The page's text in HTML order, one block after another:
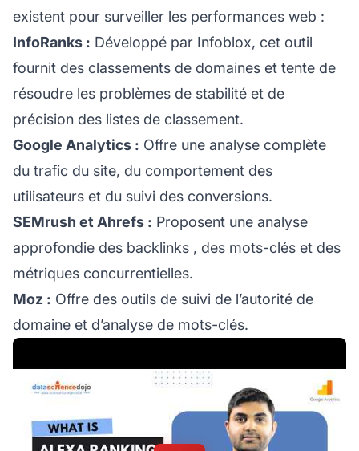
existent pour surveiller les performances web :
InfoRanks : Développé par Infoblox, cet outil
fournit des classements de domaines et tente de
résoudre les problèmes de stabilité et de
précision des listes de classement.
Google Analytics : Offre une analyse complète
du trafic du site, du comportement des
utilisateurs et du suivi des conversions.
SEMrush et Ahrefs : Proposent une analyse
approfondie des backlinks , des mots-clés et des
métriques concurrentielles.
Moz : Offre des outils de suivi de l’autorité de
domaine et d’analyse de mots-clés.